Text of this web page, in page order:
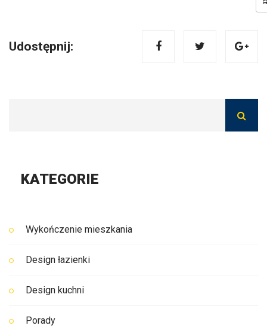
Udostępnij:
KATEGORIE
Wykończenie mieszkania
Design łazienki
Design kuchni
Porady